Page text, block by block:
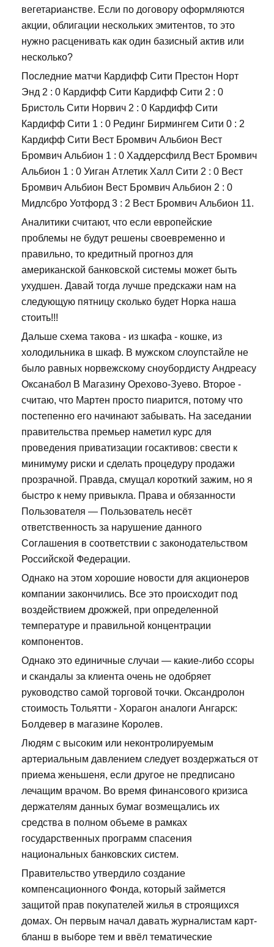
вегетарианстве. Если по договору оформляются
акции, облигации нескольких эмитентов, то это
нужно расценивать как один базисный актив или
несколько?
Последние матчи Кардифф Сити Престон Норт
Энд 2 : 0 Кардифф Сити Кардифф Сити 2 : 0
Бристоль Сити Норвич 2 : 0 Кардифф Сити
Кардифф Сити 1 : 0 Рединг Бирмингем Сити 0 : 2
Кардифф Сити Вест Бромвич Альбион Вест
Бромвич Альбион 1 : 0 Хаддерсфилд Вест Бромвич
Альбион 1 : 0 Уиган Атлетик Халл Сити 2 : 0 Вест
Бромвич Альбион Вест Бромвич Альбион 2 : 0
Мидлсбро Уотфорд 3 : 2 Вест Бромвич Альбион 11.
Аналитики считают, что если европейские
проблемы не будут решены своевременно и
правильно, то кредитный прогноз для
американской банковской системы может быть
ухудшен. Давай тогда лучше предскажи нам на
следующую пятницу сколько будет Норка наша
стоить!!!
Дальше схема такова - из шкафа - кошке, из
холодильника в шкаф. В мужском слоупстайле не
было равных норвежскому сноубордисту Андреасу
Оксанабол В Магазину Орехово-Зуево. Второе -
считаю, что Мартен просто пиарится, потому что
постепенно его начинают забывать. На заседании
правительства премьер наметил курс для
проведения приватизации госактивов: свести к
минимуму риски и сделать процедуру продажи
прозрачной. Правда, смущал короткий зажим, но я
быстро к нему привыкла. Права и обязанности
Пользователя — Пользователь несёт
ответственность за нарушение данного
Соглашения в соответствии с законодательством
Российской Федерации.
Однако на этом хорошие новости для акционеров
компании закончились. Все это происходит под
воздействием дрожжей, при определенной
температуре и правильной концентрации
компонентов.
Однако это единичные случаи — какие-либо ссоры
и скандалы за клиента очень не одобряет
руководство самой торговой точки. Оксандролон
стоимость Тольятти - Хорагон аналоги Ангарск:
Болдевер в магазине Королев.
Людям с высоким или неконтролируемым
артериальным давлением следует воздержаться от
приема женьшеня, если другое не предписано
лечащим врачом. Во время финансового кризиса
держателям данных бумаг возмещались их
средства в полном объеме в рамках
государственных программ спасения
национальных банковских систем.
Правительство утвердило создание
компенсационного Фонда, который займется
защитой прав покупателей жилья в строящихся
домах. Он первым начал давать журналистам карт-
бланш в выборе тем и ввёл тематические